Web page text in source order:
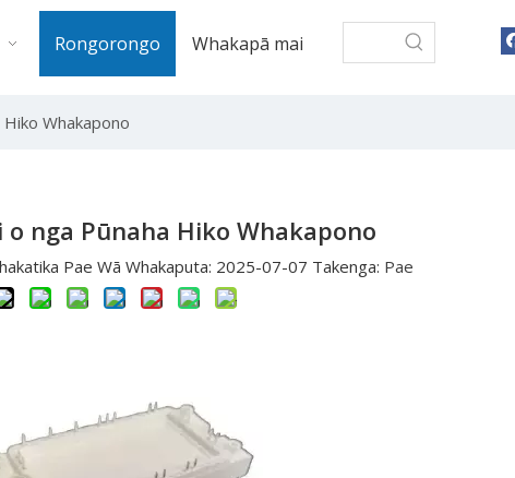
Rongorongo Whakapā mai
Whakapono
nga Pūnaha Hiko Whakapono
Pae Wā Whakaputa: 2025-07-07 Takenga: Pae